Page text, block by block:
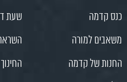
כנס קדמה
שעת
משאבים למורה
החנות של קדמה